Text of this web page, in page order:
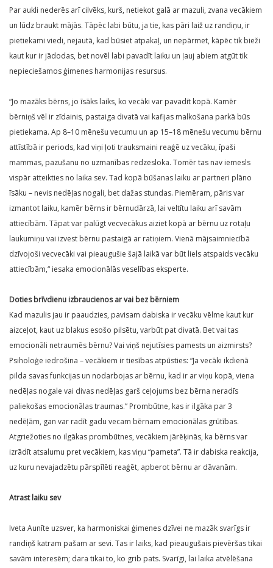
Par aukli nederēs arī cilvēks, kurš, netiekot galā ar mazuli, zvana vecākiem
un lūdz braukt mājās. Tāpēc labi būtu, ja tie, kas pāri laiž uz randiņu, ir
pietiekami viedi, nejautā, kad būsiet atpakaļ, un nepārmet, kāpēc tik bieži
kaut kur ir jādodas, bet novēl labi pavadīt laiku un ļauj abiem atgūt tik
nepieciešamos ģimenes harmonijas resursus.
“Jo mazāks bērns, jo īsāks laiks, ko vecāki var pavadīt kopā. Kamēr
bērniņš vēl ir zīdainis, pastaiga divatā vai kafijas malkošana parkā būs
pietiekama. Ap 8–10 mēnešu vecumu un ap 15–18 mēnešu vecumu bērnu
attīstībā ir periods, kad viņi ļoti trauksmaini reaģē uz vecāku, īpaši
mammas, pazušanu no uzmanības redzesloka. Tomēr tas nav iemesls
vispār atteikties no laika sev. Tad kopā būšanas laiku ar partneri plāno
īsāku – nevis nedēļas nogali, bet dažas stundas. Piemēram, pāris var
izmantot laiku, kamēr bērns ir bērnudārzā, lai veltītu laiku arī savām
attiecībām. Tāpat var palūgt vecvecākus aiziet kopā ar bērnu uz rotaļu
laukumiņu vai izvest bērnu pastaigā ar ratiņiem. Vienā mājsaimniecībā
dzīvojoši vecvecāki vai pieaugušie šajā laikā var būt liels atspaids vecāku
attiecībām,“ iesaka emocionālās veselības eksperte.
Doties brīvdienu izbraucienos ar vai bez bērniem
Kad mazulis jau ir paaudzies, pavisam dabiska ir vecāku vēlme kaut kur
aizceļot, kaut uz blakus esošo pilsētu, varbūt pat divatā. Bet vai tas
emocionāli netraumēs bērnu? Vai viņš nejutīsies pamests un aizmirsts?
Psiholoģe iedrošina – vecākiem ir tiesības atpūsties: “Ja vecāki ikdienā
pilda savas funkcijas un nodarbojas ar bērnu, kad ir ar viņu kopā, viena
nedēļas nogale vai divas nedēļas garš ceļojums bez bērna neradīs
paliekošas emocionālas traumas.” Prombūtne, kas ir ilgāka par 3
nedēļām, gan var radīt gadu vecam bērnam emocionālas grūtības.
Atgriežoties no ilgākas prombūtnes, vecākiem jārēķinās, ka bērns var
izrādīt atsalumu pret vecākiem, kas viņu “pameta”. Tā ir dabiska reakcija,
uz kuru nevajadzētu pārspīlēti reaģēt, apberot bērnu ar dāvanām.
Atrast laiku sev
Iveta Aunīte uzsver, ka harmoniskai ģimenes dzīvei ne mazāk svarīgs ir
randiņš katram pašam ar sevi. Tas ir laiks, kad pieaugušais pievēršas tikai
savām interesēm; dara tikai to, ko grib pats. Svarīgi, lai laika atvēlēšana